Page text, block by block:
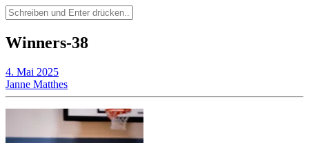
Suchen
nach:
Winners-38
4. Mai 2025
Janne Matthes